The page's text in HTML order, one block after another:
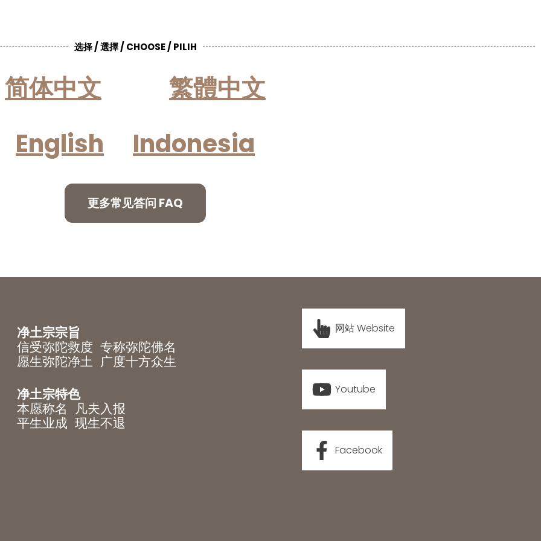
选择 / 選擇 / CHOOSE / PILIH
简体中文
繁體中文
English
Indonesia
更多常见答问 FAQ
净土宗宗旨
信受弥陀救度 专称弥陀佛名
愿生弥陀净土 广度十方众生
净土宗特色
本愿称名 凡夫入报
平生业成 现生不退
网站 Website
Youtube
Facebook